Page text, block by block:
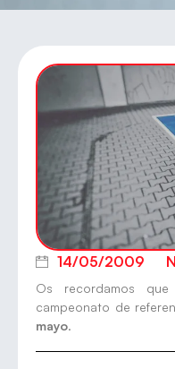
14/05/2009
Os recordamos
campeonato de
mayo.